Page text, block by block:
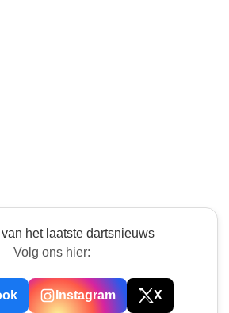
het laatste dartsnieuws
Volg ons hier:
Instagram X